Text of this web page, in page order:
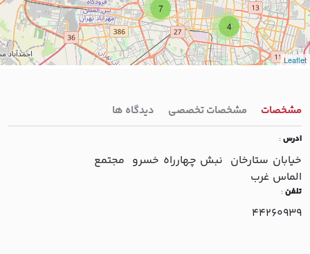
7
4
Leaflet
مشخصات مشخصات تخصصی دیدگاه ها
ادرس:
خيابان ستارخان نبش چهارراه خسرو مجتمع
الماس غرب
تلفن:
44260939